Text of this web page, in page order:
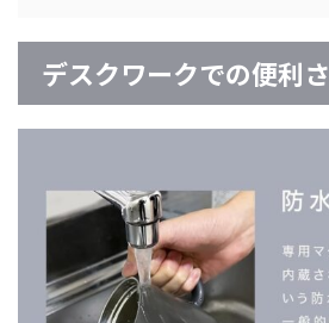
デスクワークでの便利さ